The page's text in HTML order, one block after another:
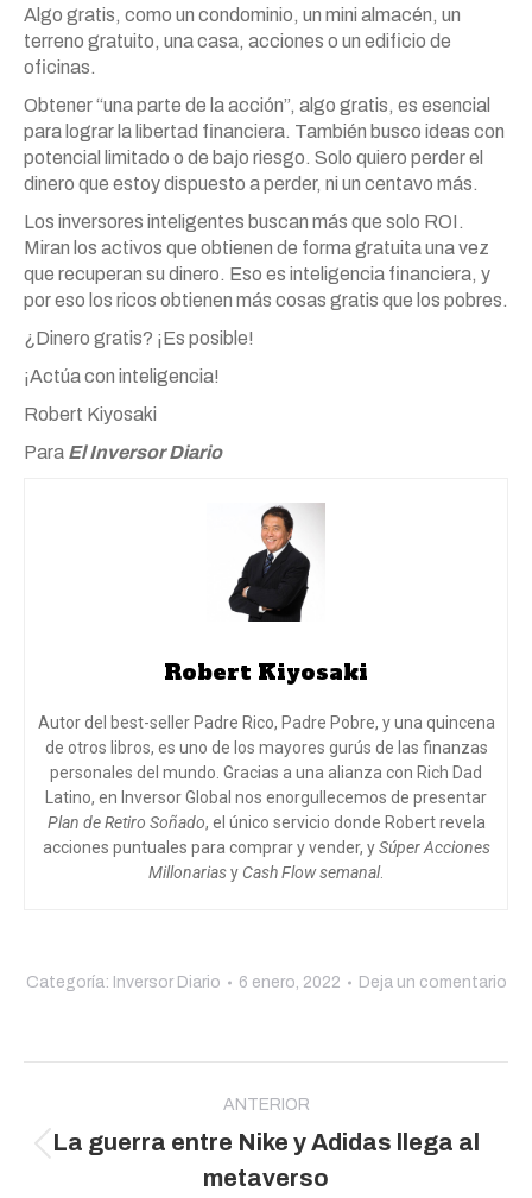
Algo gratis, como un condominio, un mini almacén, un
terreno gratuito, una casa, acciones o un edificio de
oficinas.
Obtener “una parte de la acción”, algo gratis, es esencial
para lograr la libertad financiera. También busco ideas con
potencial limitado o de bajo riesgo. Solo quiero perder el
dinero que estoy dispuesto a perder, ni un centavo más.
Los inversores inteligentes buscan más que solo ROI.
Miran los activos que obtienen de forma gratuita una vez
que recuperan su dinero. Eso es inteligencia financiera, y
por eso los ricos obtienen más cosas gratis que los pobres.
¿Dinero gratis? ¡Es posible!
¡Actúa con inteligencia!
Robert Kiyosaki
Para El Inversor Diario
Robert Kiyosaki
Autor del best-seller Padre Rico, Padre Pobre, y una quincena
de otros libros, es uno de los mayores gurús de las finanzas
personales del mundo. Gracias a una alianza con Rich Dad
Latino, en Inversor Global nos enorgullecemos de presentar
Plan de Retiro Soñado, el único servicio donde Robert revela
acciones puntuales para comprar y vender, ySúper Acciones
Millonariasy Cash Flow semanal.
Categoría: Inversor Diario 6 enero, 2022 Deja un comentario
publicaciones
ANTERIOR
Publicación
anterior:
La guerra entre Nike y Adidas llega al
metaverso